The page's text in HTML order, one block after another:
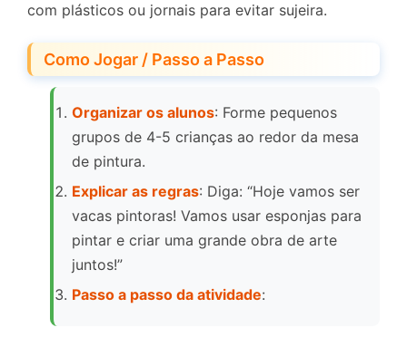
com plásticos ou jornais para evitar sujeira.
Como Jogar / Passo a Passo
Organizar os alunos: Forme pequenos
grupos de 4-5 crianças ao redor da mesa
de pintura.
Explicar as regras: Diga: “Hoje vamos ser
vacas pintoras! Vamos usar esponjas para
pintar e criar uma grande obra de arte
juntos!”
Passo a passo da atividade: